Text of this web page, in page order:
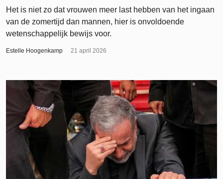
Het is niet zo dat vrouwen meer last hebben van het ingaan
van de zomertijd dan mannen, hier is onvoldoende
wetenschappelijk bewijs voor.
Estelle Hoogenkamp 21 april 2026